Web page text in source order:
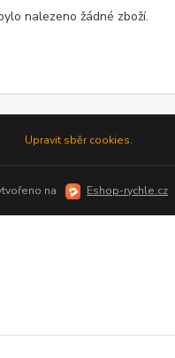
nalezeno žádné zboží.
Upravit sběr cookies.
na Eshop-rychle.cz